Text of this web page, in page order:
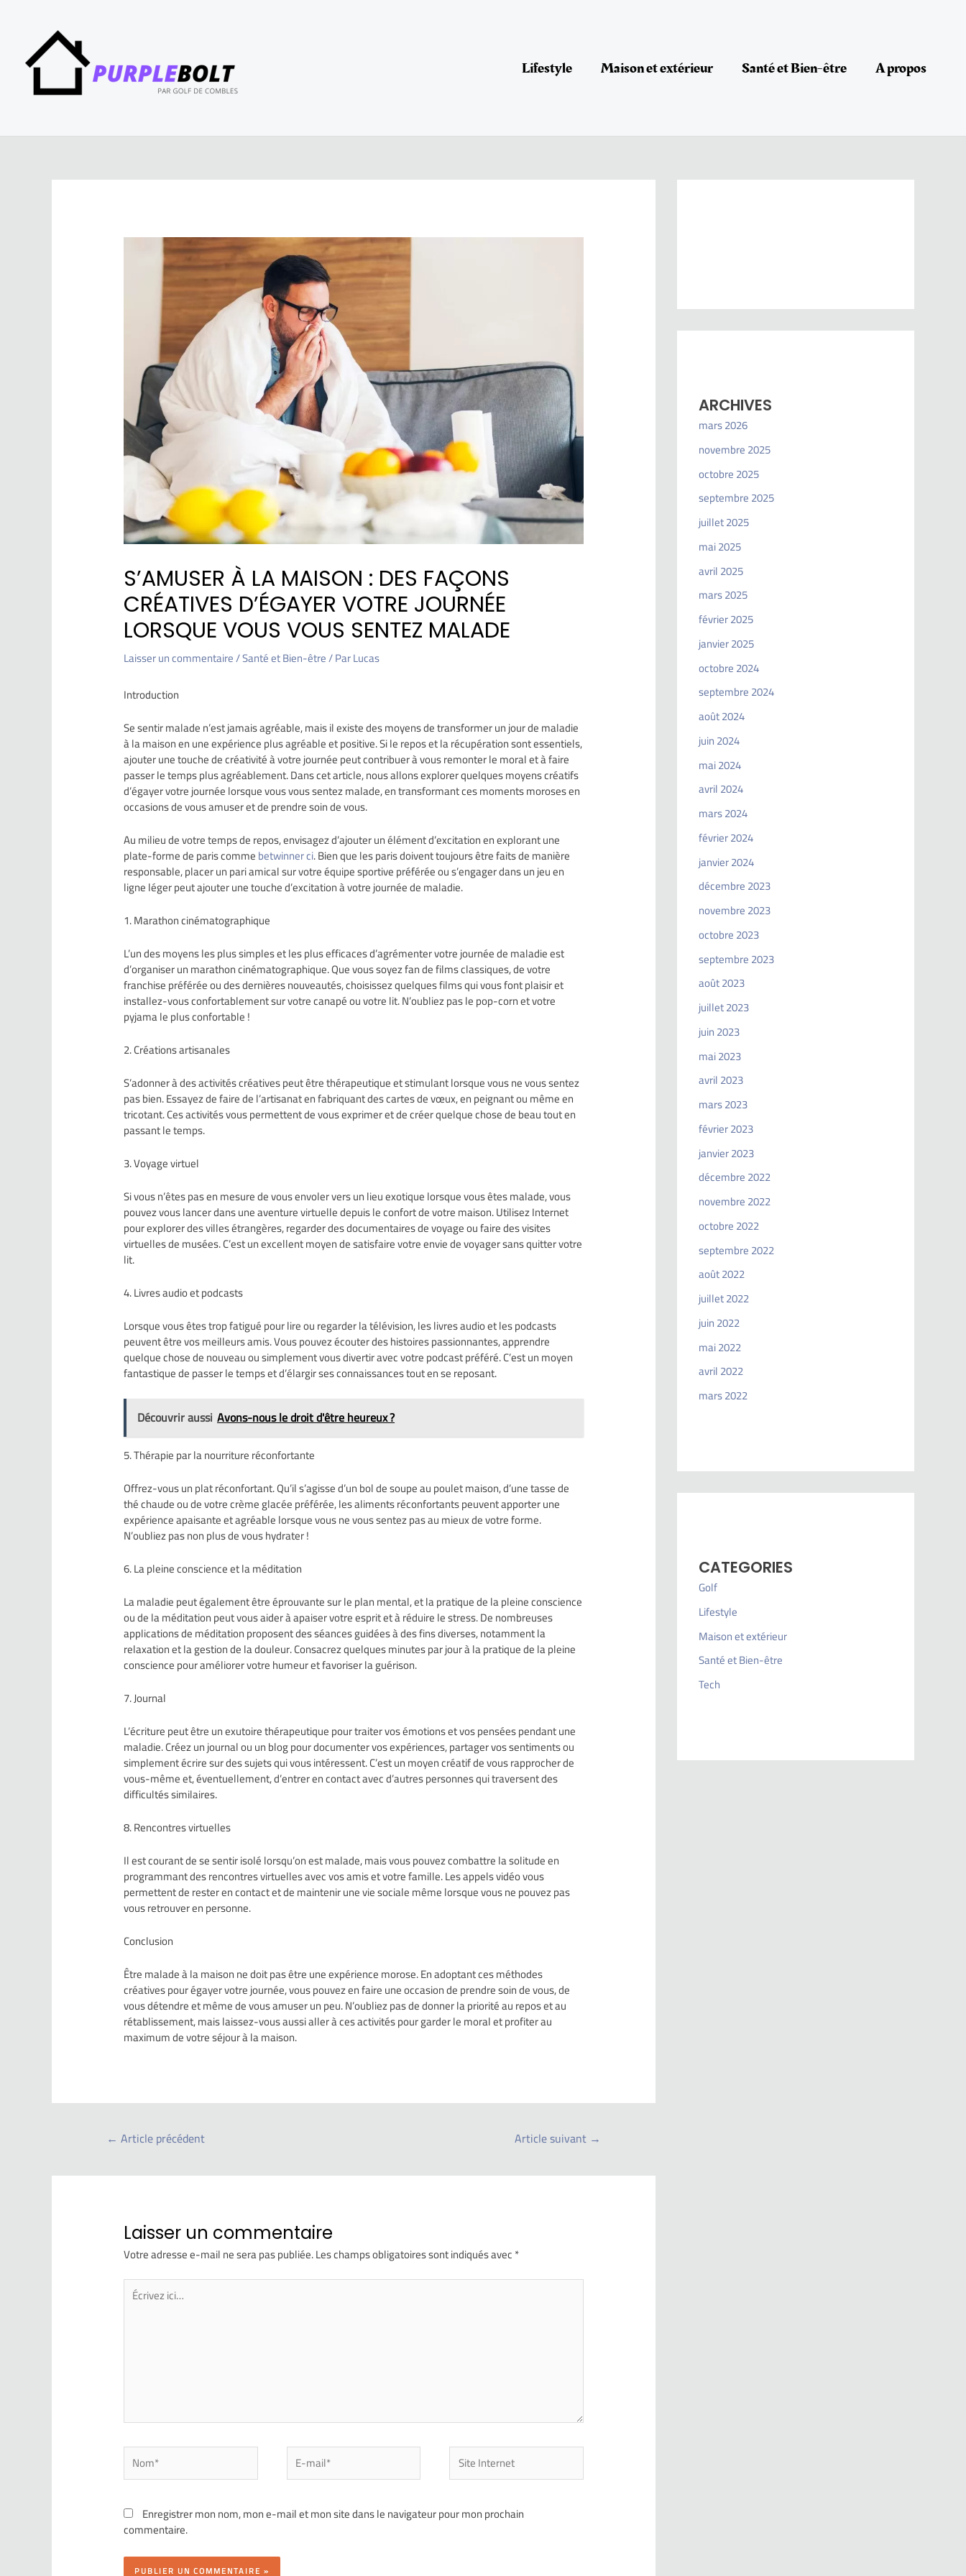
Lifestyle Maison et extérieur Santé et Bien-être A propos
S’AMUSER À LA MAISON : DES FAÇONS
CRÉATIVES D’ÉGAYER VOTRE JOURNÉE
LORSQUE VOUS VOUS SENTEZ MALADE
Laisser un commentaire/Santé et Bien-être/ ParLucas
Introduction
Se sentir malade n’est jamais agréable, mais il existe des moyens de transformer un jour de maladie
à la maison en une expérience plus agréable et positive. Si le repos et la récupération sont essentiels,
ajouter une touche de créativité à votre journée peut contribuer à vous remonter le moral et à faire
passer le temps plus agréablement. Dans cet article, nous allons explorer quelques moyens créatifs
d’égayer votre journée lorsque vous vous sentez malade, en transformant ces moments moroses en
occasions de vous amuser et de prendre soin de vous.
Au milieu de votre temps de repos, envisagez d’ajouter un élément d’excitation en explorant une
plate-forme de paris commebetwinner ci. Bien que les paris doivent toujours être faits de manière
responsable, placer un pari amical sur votre équipe sportive préférée ou s’engager dans un jeu en
ligne léger peut ajouter une touche d’excitation à votre journée de maladie.
1. Marathon cinématographique
L’un des moyens les plus simples et les plus efficaces d’agrémenter votre journée de maladie est
d’organiser un marathon cinématographique. Que vous soyez fan de films classiques, de votre
franchise préférée ou des dernières nouveautés, choisissez quelques films qui vous font plaisir et
installez-vous confortablement sur votre canapé ou votre lit. N’oubliez pas le pop-corn et votre
pyjama le plus confortable !
2. Créations artisanales
S’adonner à des activités créatives peut être thérapeutique et stimulant lorsque vous ne vous sentez
pas bien. Essayez de faire de l’artisanat en fabriquant des cartes de vœux, en peignant ou même en
tricotant. Ces activités vous permettent de vous exprimer et de créer quelque chose de beau tout en
passant le temps.
3. Voyage virtuel
Si vous n’êtes pas en mesure de vous envoler vers un lieu exotique lorsque vous êtes malade, vous
pouvez vous lancer dans une aventure virtuelle depuis le confort de votre maison. Utilisez Internet
pour explorer des villes étrangères, regarder des documentaires de voyage ou faire des visites
virtuelles de musées. C’est un excellent moyen de satisfaire votre envie de voyager sans quitter votre
lit.
4. Livres audio et podcasts
Lorsque vous êtes trop fatigué pour lire ou regarder la télévision, les livres audio et les podcasts
peuvent être vos meilleurs amis. Vous pouvez écouter des histoires passionnantes, apprendre
quelque chose de nouveau ou simplement vous divertir avec votre podcast préféré. C’est un moyen
fantastique de passer le temps et d’élargir ses connaissances tout en se reposant.
Découvrir aussi Avons-nous le droit d'être heureux ?
5. Thérapie par la nourriture réconfortante
Offrez-vous un plat réconfortant. Qu’il s’agisse d’un bol de soupe au poulet maison, d’une tasse de
thé chaude ou de votre crème glacée préférée, les aliments réconfortants peuvent apporter une
expérience apaisante et agréable lorsque vous ne vous sentez pas au mieux de votre forme.
N’oubliez pas non plus de vous hydrater !
6. La pleine conscience et la méditation
La maladie peut également être éprouvante sur le plan mental, et la pratique de la pleine conscience
ou de la méditation peut vous aider à apaiser votre esprit et à réduire le stress. De nombreuses
applications de méditation proposent des séances guidées à des fins diverses, notamment la
relaxation et la gestion de la douleur. Consacrez quelques minutes par jour à la pratique de la pleine
conscience pour améliorer votre humeur et favoriser la guérison.
7. Journal
L’écriture peut être un exutoire thérapeutique pour traiter vos émotions et vos pensées pendant une
maladie. Créez un journal ou un blog pour documenter vos expériences, partager vos sentiments ou
simplement écrire sur des sujets qui vous intéressent. C’est un moyen créatif de vous rapprocher de
vous-même et, éventuellement, d’entrer en contact avec d’autres personnes qui traversent des
difficultés similaires.
8. Rencontres virtuelles
Il est courant de se sentir isolé lorsqu’on est malade, mais vous pouvez combattre la solitude en
programmant des rencontres virtuelles avec vos amis et votre famille. Les appels vidéo vous
permettent de rester en contact et de maintenir une vie sociale même lorsque vous ne pouvez pas
vous retrouver en personne.
Conclusion
Être malade à la maison ne doit pas être une expérience morose. En adoptant ces méthodes
créatives pour égayer votre journée, vous pouvez en faire une occasion de prendre soin de vous, de
vous détendre et même de vous amuser un peu. N’oubliez pas de donner la priorité au repos et au
rétablissement, mais laissez-vous aussi aller à ces activités pour garder le moral et profiter au
maximum de votre séjour à la maison.
← Article précédent Article suivant →
Laisser un commentaire
Votre adresse e-mail ne sera pas publiée.Les champs obligatoires sont indiqués avec*
Enregistrer mon nom, mon e-mail et mon site dans le navigateur pour mon prochain
commentaire.
ARCHIVES
mars 2026
novembre 2025
octobre 2025
septembre 2025
juillet 2025
mai 2025
avril 2025
mars 2025
février 2025
janvier 2025
octobre 2024
septembre 2024
août 2024
juin 2024
mai 2024
avril 2024
mars 2024
février 2024
janvier 2024
décembre 2023
novembre 2023
octobre 2023
septembre 2023
août 2023
juillet 2023
juin 2023
mai 2023
avril 2023
mars 2023
février 2023
janvier 2023
décembre 2022
novembre 2022
octobre 2022
septembre 2022
août 2022
juillet 2022
juin 2022
mai 2022
avril 2022
mars 2022
CATEGORIES
Golf
Lifestyle
Maison et extérieur
Santé et Bien-être
Tech